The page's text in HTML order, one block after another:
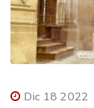
Dic 18 2022